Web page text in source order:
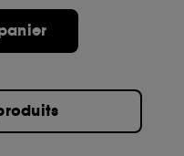
"personnaliser mes
"tout accepter".
de
votre activité en ligne
les cookies, cliques
pouvez à tout